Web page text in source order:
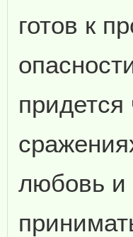
готов к
придется
любовь и